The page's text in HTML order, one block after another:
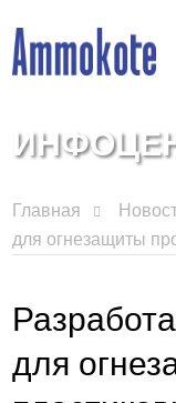
Главная
для огнезащиты
для